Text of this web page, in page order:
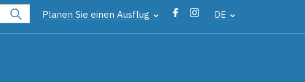
Planen Sie einen Ausflug DE